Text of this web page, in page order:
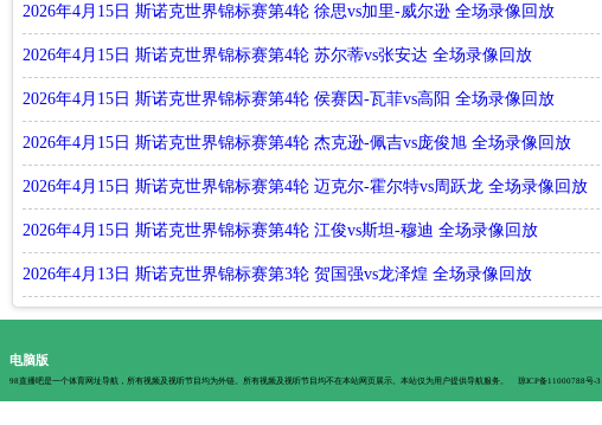
2026年4月15日 斯诺克世界锦标赛第4轮 徐思vs加里-威尔逊 全场录像回放
2026年4月15日 斯诺克世界锦标赛第4轮 苏尔蒂vs张安达 全场录像回放
2026年4月15日 斯诺克世界锦标赛第4轮 侯赛因-瓦菲vs高阳 全场录像回放
2026年4月15日 斯诺克世界锦标赛第4轮 杰克逊-佩吉vs庞俊旭 全场录像回放
2026年4月15日 斯诺克世界锦标赛第4轮 迈克尔-霍尔特vs周跃龙 全场录像回放
2026年4月15日 斯诺克世界锦标赛第4轮 江俊vs斯坦-穆迪 全场录像回放
2026年4月13日 斯诺克世界锦标赛第3轮 贺国强vs龙泽煌 全场录像回放
电脑版
98直播吧是一个体育网址导航，所有视频及视听节目均为外链。所有视频及视听节目均不在本站网页展示。本站仅为用户提供导航服务。 琼ICP备11000788号-3